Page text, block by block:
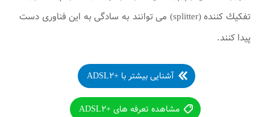
تفكيك كننده (splitter) می توانند به سادگی به اين فناوری دست
پيدا كنند.
آشنایی بیشتر با +ADSL۲
مشاهده تعرفه های +ADSL۲